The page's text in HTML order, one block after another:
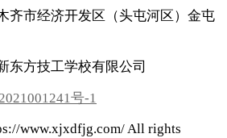
齐市经济开发区（头屯河区）金屯
东方技工学校有限公司
号-1
www.xjxdfjg.com/ All rights